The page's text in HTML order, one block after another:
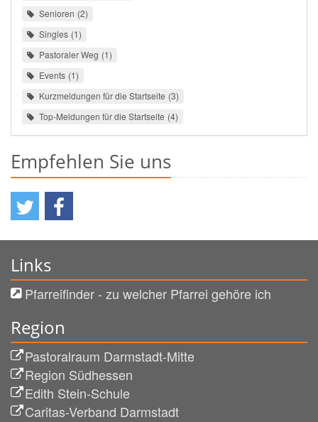
Senioren 2
Singles 1
Pastoraler Weg 1
Events 1
Kurzmeldungen für die Startseite 3
Top-Meldungen für die Startseite 4
Empfehlen Sie uns
Links
Pfarreifinder - zu welcher Pfarrei gehöre ich
Region
Pastoralraum Darmstadt-Mitte
Region Südhessen
Edith Stein-Schule
Caritas-Verband Darmstadt